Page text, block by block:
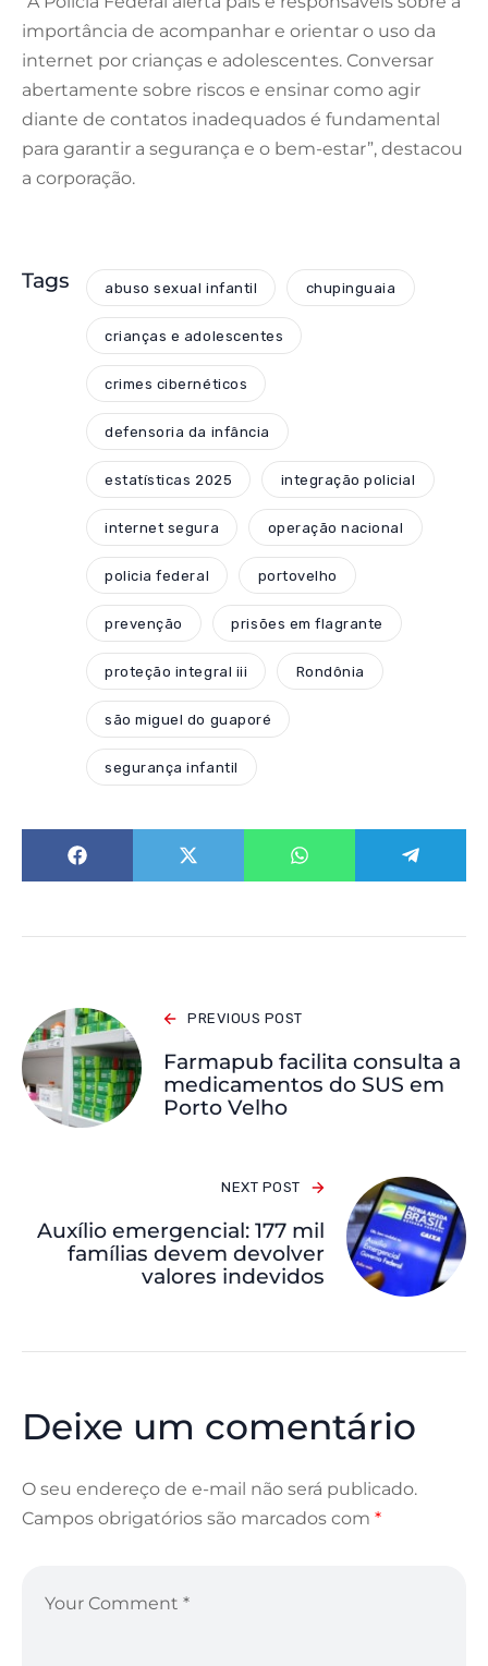
importância de acompanhar e orientar o uso da
internet por crianças e adolescentes. Conversar
abertamente sobre riscos e ensinar como agir
diante de contatos inadequados é fundamental
para garantir a segurança e o bem-estar”, destacou
a corporação.
Tags abuso sexual infantil chupinguaia
crianças e adolescentes
crimes cibernéticos
defensoria da infância
estatísticas 2025 integração policial
internet segura operação nacional
policia federal portovelho
prevenção prisões em flagrante
proteção integral iii Rondônia
são miguel do guaporé
segurança infantil
PREVIOUS POST
Farmapub facilita consulta a
medicamentos do SUS em
Porto Velho
NEXT POST
Auxílio emergencial: 177 mil
famílias devem devolver
valores indevidos
Deixe um comentário
O seu endereço de e-mail não será publicado.
Campos obrigatórios são marcados com *